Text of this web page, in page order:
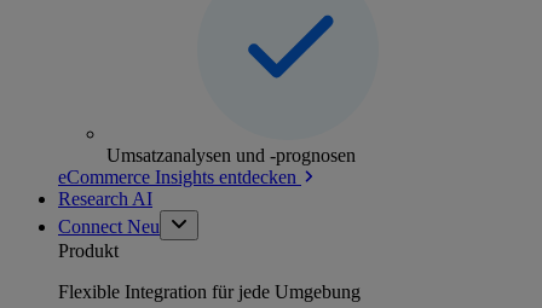
Umsatzanalysen und -prognosen
eCommerce Insights entdecken
Research AI
Connect Neu
Produkt
Flexible Integration für jede Umgebung